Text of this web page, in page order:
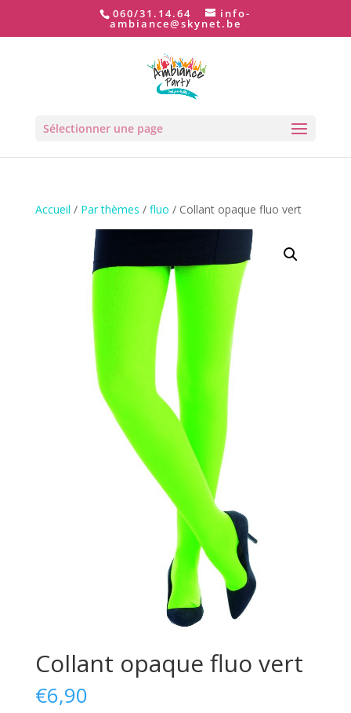
060/31.14.64 info-
ambiance@skynet.be
Sélectionner une page
Accueil / Par thèmes / fluo / Collant opaque fluo vert
Collant opaque fluo vert
€6,90